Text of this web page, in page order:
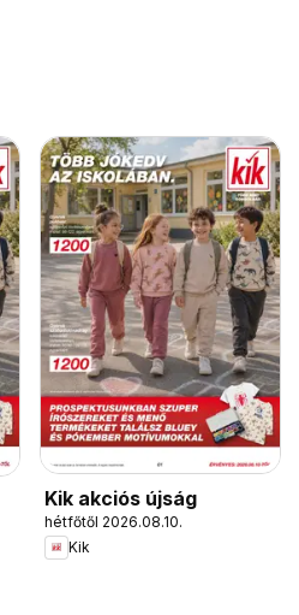
Kik akciós újság
hétfőtől 2026.08.10.
Kik